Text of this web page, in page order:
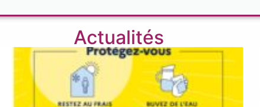
Actualités